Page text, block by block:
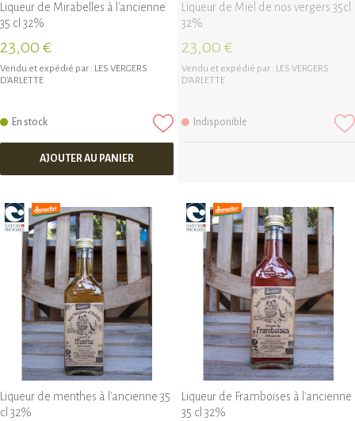
Liqueur de Mirabelles à l'ancienne
35 cl 32%
23,00 €
Vendu et expédié par : LES VERGERS
D'ARLETTE
En stock
AJOUTER AU PANIER
Liqueur de Miel de nos vergers 35cl
32%
23,00 €
Vendu et expédié par : LES VERGERS
D'ARLETTE
Indisponible
Liqueur de menthes à l'ancienne 35
cl 32%
Liqueur de Framboises à l'ancienne
35 cl 32%